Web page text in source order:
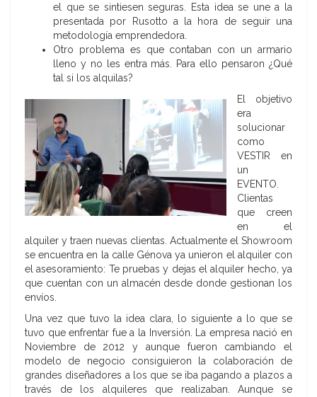
el que se sintiesen seguras. Esta idea se une a la
presentada por Rusotto a la hora de seguir una
metodología emprendedora.
Otro problema es que contaban con un armario
lleno y no les entra más. Para ello pensaron ¿Qué
tal si los alquilas?
El objetivo
era
solucionar
como
VESTIR en
un
EVENTO.
Clientas
que creen
en el
alquiler y traen nuevas clientas. Actualmente el Showroom
se encuentra en la calle Génova ya unieron el alquiler con
el asesoramiento: Te pruebas y dejas el alquiler hecho, ya
que cuentan con un almacén desde donde gestionan los
envíos.
Una vez que tuvo la idea clara, lo siguiente a lo que se
tuvo que enfrentar fue a la Inversión. La empresa nació en
Noviembre de 2012 y aunque fueron cambiando el
modelo de negocio consiguieron la colaboración de
grandes diseñadores a los que se iba pagando a plazos a
través de los alquileres que realizaban. Aunque se